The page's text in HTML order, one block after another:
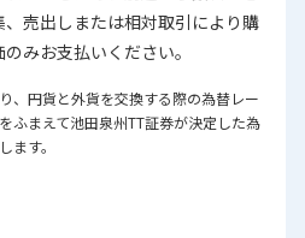
売出しまたは相対取引により購
みお支払いください。
、円貨と外貨を交換する際の為替レー
ふまえて池田泉州TT証券が決定した為
ます。